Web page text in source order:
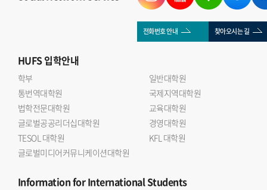
전화번호 안내 찾아오시는 길
HUFS입학안내
학부
일반대학원
통번역대학원
국제지역대학원
법학전문대학원
교육대학원
글로벌공공리더십대학원
경영대학원
TESOL 대학원
KFL 대학원
글로벌미디어커뮤니케이션대학원
Informationfor International Students